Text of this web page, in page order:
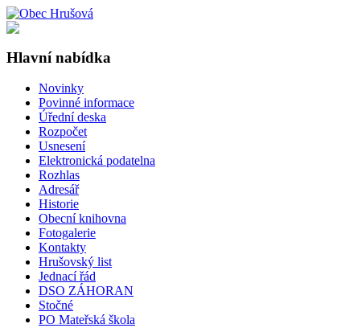
Hlavní nabídka
Novinky
Povinné informace
Úřední deska
Rozpočet
Usnesení
Elektronická podatelna
Rozhlas
Adresář
Historie
Obecní knihovna
Fotogalerie
Kontakty
Hrušovský list
Jednací řád
DSO ZÁHORAN
Stočné
PO Mateřská škola